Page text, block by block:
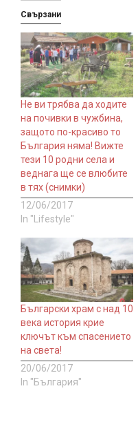
Свързани
Не ви трябва да ходите
на почивки в чужбина,
защото по-красиво то
България няма! Вижте
тези 10 родни села и
веднага ще се влюбите
в тях (снимки)
12/06/2017
In "Lifestyle"
Български храм с над 10
века история крие
ключът към спасението
на света!
20/06/2017
In "България"